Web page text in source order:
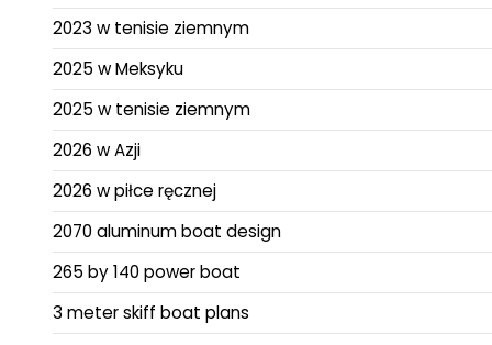
2023 w tenisie ziemnym
2025 w Meksyku
2025 w tenisie ziemnym
2026 w Azji
2026 w piłce ręcznej
2070 aluminum boat design
265 by 140 power boat
3 meter skiff boat plans